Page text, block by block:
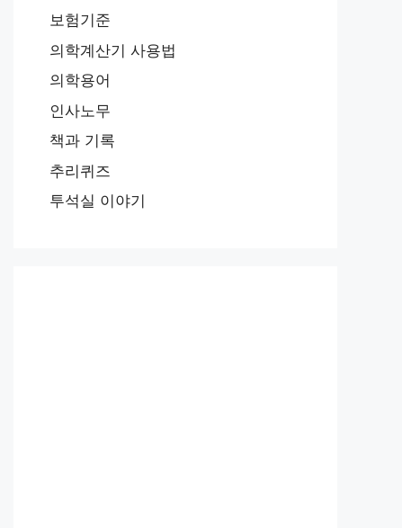
보험기준
의학계산기 사용법
의학용어
인사노무
책과 기록
추리퀴즈
투석실 이야기